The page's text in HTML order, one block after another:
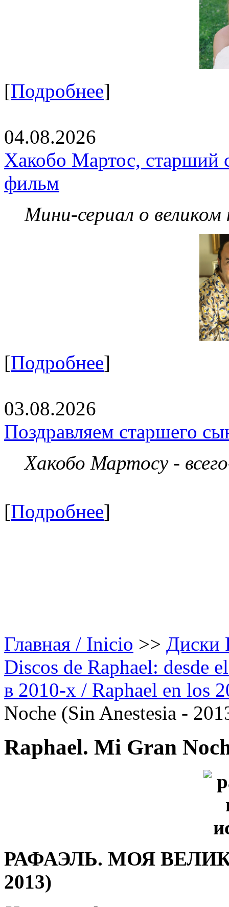
[Подробнее]
04.08.2026
Хакобо Мартос, старший
фильм
Мини-сериал о великом
[Подробнее]
03.08.2026
Поздравляем старшего
Хакобо Мартосу -
[Подробнее]
Главная / Inicio >> Диски
Discos de Raphael: desde
в 2010-х / Raphael en los
Noche (Sin Anestesia -
Raphael. Mi Gran
РАФАЭЛЬ. МОЯ
2013)